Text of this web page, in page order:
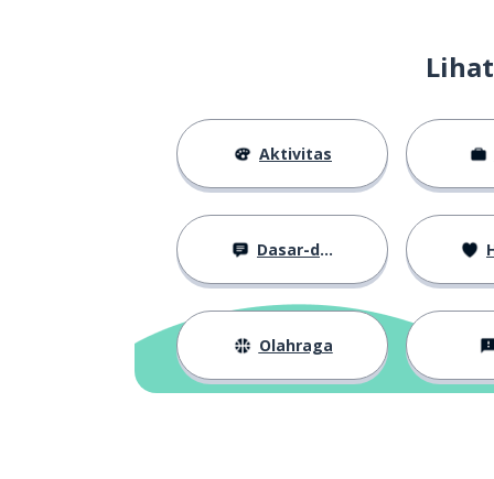
Aktivitas
Dasar-dasar
Olahraga